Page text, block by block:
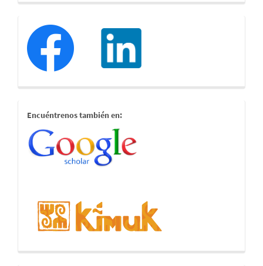
redessociales
estamostambien
Encuéntrenos también en: